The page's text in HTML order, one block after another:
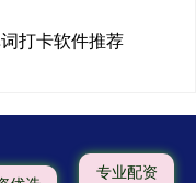
打卡软件推荐
专业配资